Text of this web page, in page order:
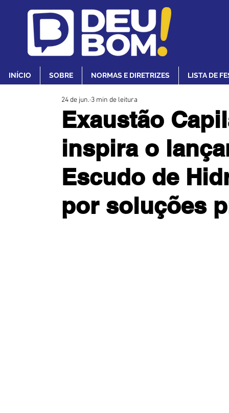
INÍCIO SOBRE NORMAS E DIRETRIZES LISTA DE
Exaustão
inspira o
Escudo de
por soluções
24 de jun. 3 min de leitura